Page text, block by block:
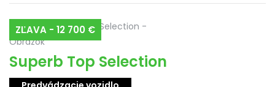
ZĽAVA - 12 700 €
Superb Top Selection